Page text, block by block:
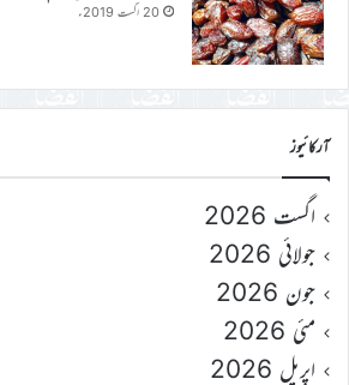
20 اگست 2019ء
آرکائیوز
اگست 2026
جولائی 2026
جون 2026
مئی 2026
اپریل 2026